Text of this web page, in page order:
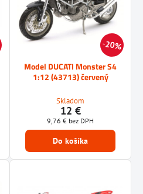
20%
Model DUCATI Monster S4
1:12 (43713) červený
Skladom
12 €
9,76 € bez DPH
Do košíka